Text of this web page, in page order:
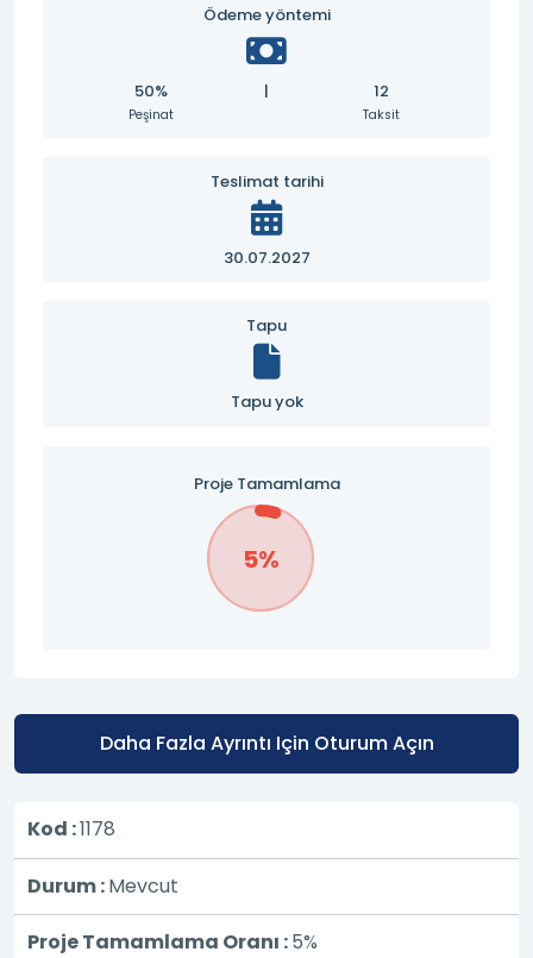
Ödeme yöntemi
50%
Peşinat
| 12
Taksit
Teslimat tarihi
30.07.2027
Tapu
Tapu yok
Proje Tamamlama
5%
Daha Fazla Ayrıntı Için Oturum Açın
Kod :1178
Durum :Mevcut
Proje Tamamlama Oranı :5%